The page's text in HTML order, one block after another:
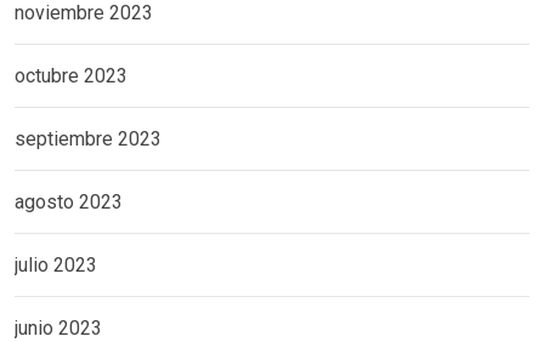
noviembre 2023
octubre 2023
septiembre 2023
agosto 2023
julio 2023
junio 2023